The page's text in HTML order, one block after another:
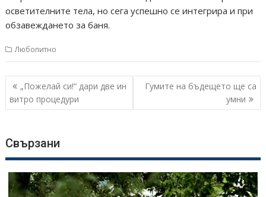
осветителните тела, но сега успешно се интегрира и при
обзавеждането за баня.
Любопитно
Навигация
„Пожелай си!“ дари две ин
витро процедури
Гумите на бъдещето ще са
умни
Свързани